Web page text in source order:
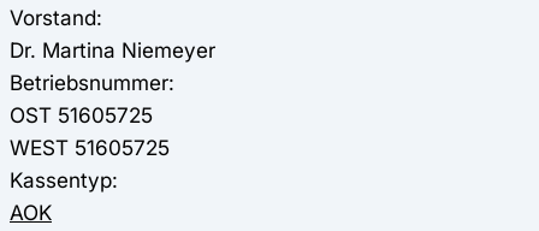
Vorstand:
Dr. Martina Niemeyer
Betriebsnummer:
OST 51605725
WEST 51605725
Kassentyp:
AOK